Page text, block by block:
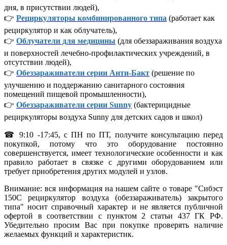
дня, в присутствии людей),
👉 Рециркуляторы комбинированного типа (работает как
рециркулятор и как облучатель),
👉 Облучатели для медицины (для обеззараживания воздуха
и поверхностей лечебно-профилактических учреждений, в
отсутствии людей),
👉 Обеззараживатели серии Анти-Бакт (решение по
улучшению и поддержанию санитарного состояния
помещений пищевой промышленности),
👉 Обеззараживатели серии Sunny (бактерицидные
рециркуляторы воздуха Sunny для детских садов и школ)
☎ 9:10 -17:45, с ПН по ПТ, получите консультацию перед
покупкой, потому что это оборудование постоянно
совершенствуется, имеет технологические особенности и как
правило работает в связке с другими оборудованием или
требует приобретения других модулей и узлов.
Внимание: вся информация на нашем сайте о товаре "Сибэст
150С рециркулятор воздуха (обеззараживатель) закрытого
типа" носит справочный характер и не является публичной
офертой в соответствии с пунктом 2 статьи 437 ГК РФ.
Убедительно просим Вас при покупке проверять наличие
желаемых функций и характеристик.